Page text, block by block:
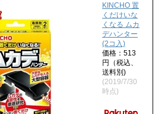
KINCHO 置
くだけいな
くなる ムカ
デハンター
(2コ入)
価格：513
円（税込、
送料別)
(2019/7/30
時点)